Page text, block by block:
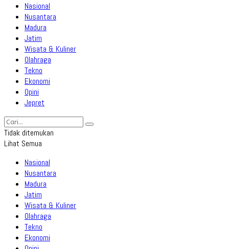
Nasional
Nusantara
Madura
Jatim
Wisata & Kuliner
Olahraga
Tekno
Ekonomi
Opini
Jepret
Tidak ditemukan
Lihat Semua
Nasional
Nusantara
Madura
Jatim
Wisata & Kuliner
Olahraga
Tekno
Ekonomi